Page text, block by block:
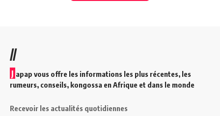
//
J apap vous offre les informations les plus récentes, les
rumeurs, conseils, kongossa en Afrique et dans le monde
Recevoir les actualités quotidiennes